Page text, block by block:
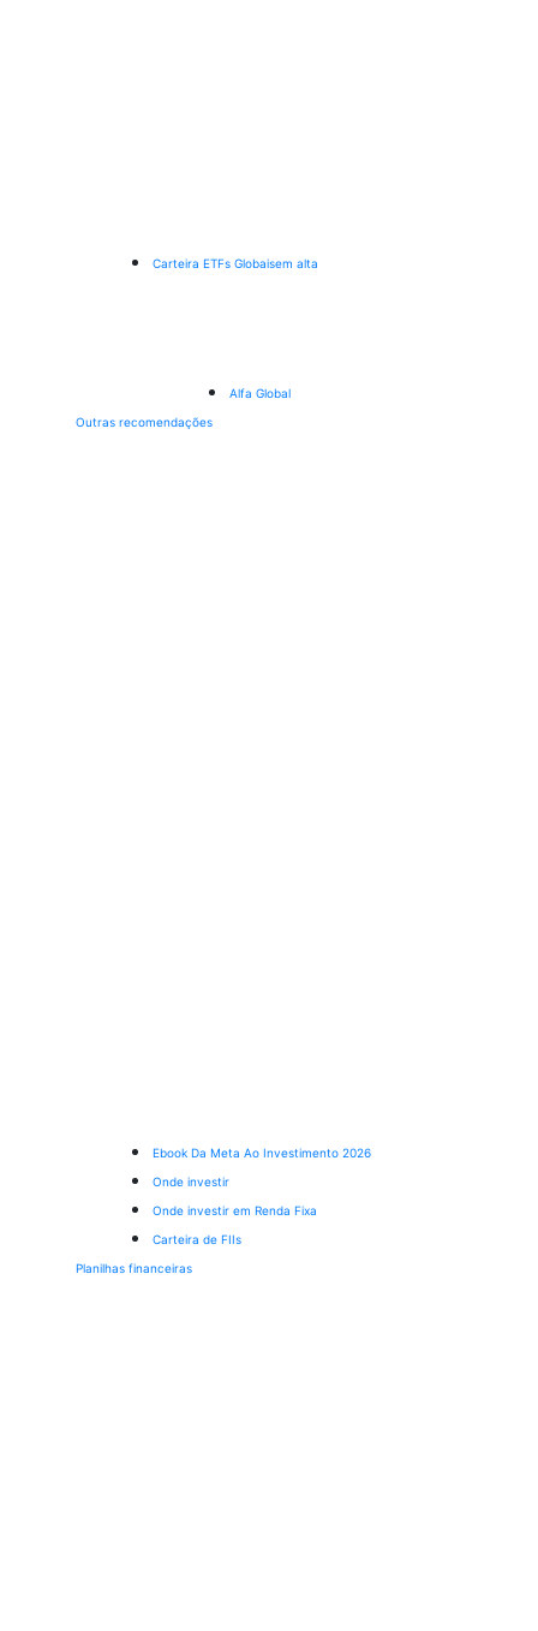
Carteira ETFs Globaisem alta
Alfa Global
Outras recomendações
Ebook Da Meta Ao Investimento 2026
Onde investir
Onde investir em Renda Fixa
Carteira de FIIs
Planilhas financeiras